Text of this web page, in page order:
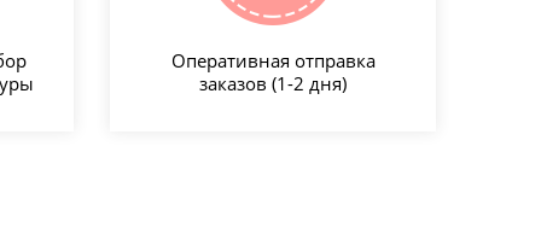
Оперативная отправка
заказов (1-2 дня)